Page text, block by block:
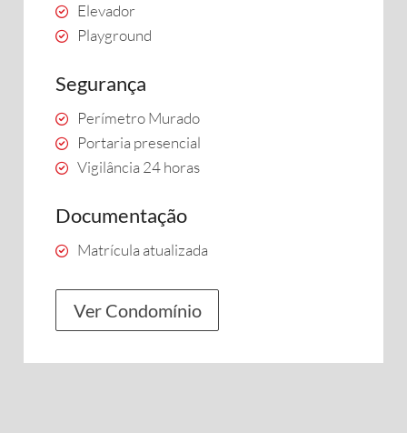
Elevador
Playground
Segurança
Perímetro Murado
Portaria presencial
Vigilância 24 horas
Documentação
Matrícula atualizada
Ver Condomínio